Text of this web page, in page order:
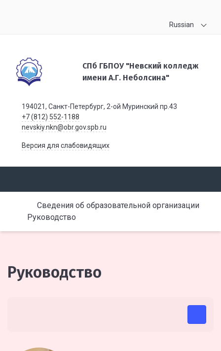
Russian
СПб ГБПОУ "Невский колледж
имени А.Г. Неболсина"
194021, Санкт-Петербург, 2-ой Муринский пр.43
+7 (812) 552-1188
nevskiy.nkn@obr.gov.spb.ru
Версия для слабовидящих
Сведения об образовательной организации
Руководство
Руководство